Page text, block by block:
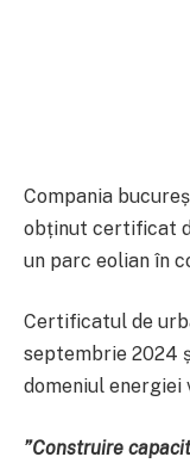
Compania
obținut certificat
un parc eolian în
Certificatul de
septembrie 2024
domeniul energiei
”Construire